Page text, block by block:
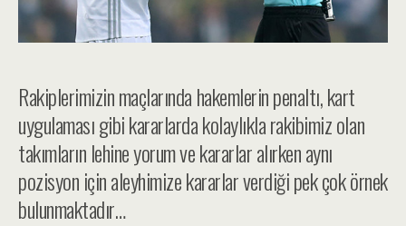
Rakiplerimizin maçlarında hakemlerin penaltı, kart
uygulaması gibi kararlarda kolaylıkla rakibimiz olan
takımların lehine yorum ve kararlar alırken aynı
pozisyon için aleyhimize kararlar verdiği pek çok örnek
bulunmaktadır…